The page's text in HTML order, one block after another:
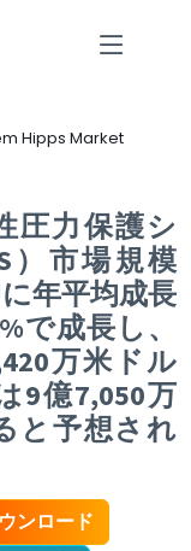
Hipps Market
圧力保護シ
）市場規模
年平均成長
で成長し、
万米ドル
9億7,050万
と予想され
ンロード